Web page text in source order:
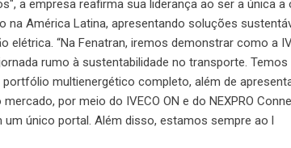
a empresa reafirma sua liderança ao ser a única
na América Latina, apresentando soluções
elétrica. “Na Fenatran, iremos demonstrar como a
rumo à sustentabilidade no transporte.
multienergético completo, além de
por meio do IVECO ON e do NEXPRO
um único portal. Além disso, estamos sempre ao l